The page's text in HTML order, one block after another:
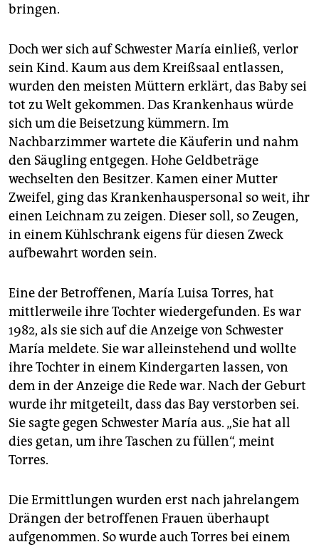
bringen.
Doch wer sich auf Schwester María einließ, verlor
sein Kind. Kaum aus dem Kreißsaal entlassen,
wurden den meisten Müttern erklärt, das Baby sei
tot zu Welt gekommen. Das Krankenhaus würde
sich um die Beisetzung kümmern. Im
Nachbarzimmer wartete die Käuferin und nahm
den Säugling entgegen. Hohe Geldbeträge
wechselten den Besitzer. Kamen einer Mutter
Zweifel, ging das Krankenhauspersonal so weit, ihr
einen Leichnam zu zeigen. Dieser soll, so Zeugen,
in einem Kühlschrank eigens für diesen Zweck
aufbewahrt worden sein.
Eine der Betroffenen, María Luisa Torres, hat
mittlerweile ihre Tochter wiedergefunden. Es war
1982, als sie sich auf die Anzeige von Schwester
María meldete. Sie war alleinstehend und wollte
ihre Tochter in einem Kindergarten lassen, von
dem in der Anzeige die Rede war. Nach der Geburt
wurde ihr mitgeteilt, dass das Bay verstorben sei.
Sie sagte gegen Schwester María aus. „Sie hat all
dies getan, um ihre Taschen zu füllen“, meint
Torres.
Die Ermittlungen wurden erst nach jahrelangem
Drängen der betroffenen Frauen überhaupt
aufgenommen. So wurde auch Torres bei einem